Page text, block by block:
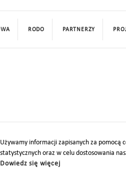
Używamy informacji zapisanych za pomocą
statystycznych oraz w celu dostosowania
Dowiedz się więcej
RODO PARTNERZY